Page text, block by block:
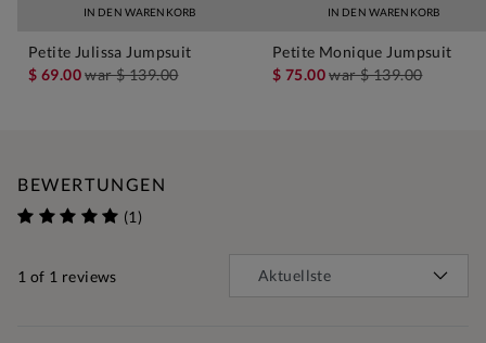
IN DEN WARENKORB
Petite Julissa Jumpsuit
$ 69.00war$ 139.00
IN DEN WARENKORB
Petite Monique Jumpsuit
$ 75.00war$ 139.00
BEWERTUNGEN
(1)
1 of 1 reviews